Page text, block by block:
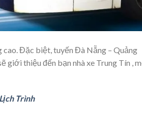
cao. Đặc biệt, tuyến Đà Nẵng – Quảng
giới thiệu đến bạn nhà xe Trung Tín ,
Trình